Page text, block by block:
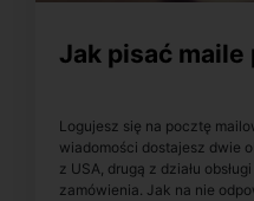
Jak pisać maile
Logujesz się na pocztę
wiadomości dostajesz dwie
z USA, drugą z działu
zamówienia. Jak na nie